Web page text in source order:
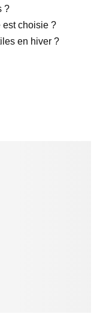
?
est choisie ?
en hiver ?